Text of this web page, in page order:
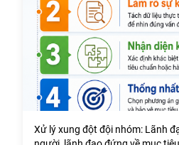
Xử lý xung đột đội nhóm: Lãnh